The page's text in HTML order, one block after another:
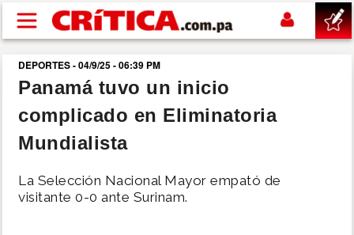
Pasar al contenido principal
buscar
SUCESOS
POLÍTICA
DEPORTES - 04/9/25 - 06:39 PM
Panamá tuvo un inicio
complicado en Eliminatoria
Mundialista
La Selección Nacional Mayor empató de
visitante 0-0 ante Surinam.